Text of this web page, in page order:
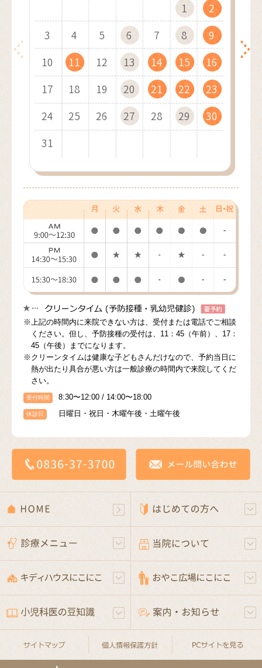
1
2
3
4 5 6 7 8
9
10
11 12 13 14 15
16
17
18 19 20 21 22
23
24
25 26 27 28 29
30
31
5
6
7
8 9 10 11 12
13
14
15 16 17 18 19
20
21
22 23 24 25 26
27
28
29 30
3
4
5
6 7 8 9 10
11
12
13 14 15 16 17
18
19
20 21 22 23 24
25
26
27 28 29 30 31
1
2
3 4 5 6 7
8
9
10 11 12 13 14
15
16
17 18 19 20 21
22
23
24 25 26 27 28
29
30
5
6
7
8 9 10 11 12
13
14
15 16 17 18 19
20
21
22 23 24 25 26
27
28
29 30 31
2
3
4
5 6 7 8 9
10
11
12 13 14 15 16
17
18
19 20 21 22 23
24
25
26 27 28 29 30 31
6
7
8
9 10 11 12 13
14
15
16 17 18 19 20
21
22
23 24 25 26 27 28
6
7
8
9 10 11 12 13
14
15
16 17 18 19 20
21
22
23 24 25 26 27
28
29
30 31
3
4
5
6 7 8 9 10
11
12
13 14 15 16 17
18
19
20 21 22 23 24
25
26
27 28 29 30
1
2
3
4 5 6 7 8
9
10
11 12 13 14 15
16
17
18 19 20 21 22
23
24
25 26 27 28 29
30
31
5
6
7
8 9 10 11 12
13
14
15 16 17 18 19
20
21
22 23 24 25 26
27
28
29 30
3
4
5
6 7 8 9 10
11
12
13 14 15 16 17
18
19
20 21 22 23 24
25
26
27 28 29 30 31
※上記の時間内に来院できない方は、受付または電話でご相談
ください。但し、予防接種の受付は、11：45（午前）、17：
45（午後）までになります。
※クリーンタイムは健康な子どもさんだけなので、予約当日に
熱が出たり具合が悪い方は一般診療の時間内で来院してくだ
さい。
受付時間 8:30〜12:00 / 14:00〜18:00
休診日 日曜日・祝日・木曜午後・土曜午後